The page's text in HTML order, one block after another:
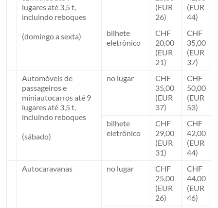
lugares até 3,5 t,
incluindo reboques
(domingo a sexta)
(EUR
26)
(EUR
44)
bilhete
eletrônico
CHF
20,00
(EUR
21)
CHF
35,00
(EUR
37)
Automóveis de
passageiros e
miniautocarros até 9
lugares até 3,5 t,
incluindo reboques
(sábado)
no lugar
CHF
35,00
(EUR
37)
CHF
50,00
(EUR
53)
bilhete
eletrônico
CHF
29,00
(EUR
31)
CHF
42,00
(EUR
44)
Autocaravanas
no lugar
CHF
25,00
(EUR
26)
CHF
44,00
(EUR
46)